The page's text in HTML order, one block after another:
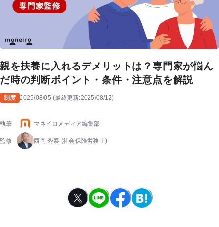
親を扶養に入れるデメリットは？専門家が悩ん
だ時の判断ポイント・条件・注意点を解説
制度 2025/08/05 (最終更新:2025/08/12)
執筆 マネイロメディア編集部
監修 西岡 秀泰 (社会保険労務士)